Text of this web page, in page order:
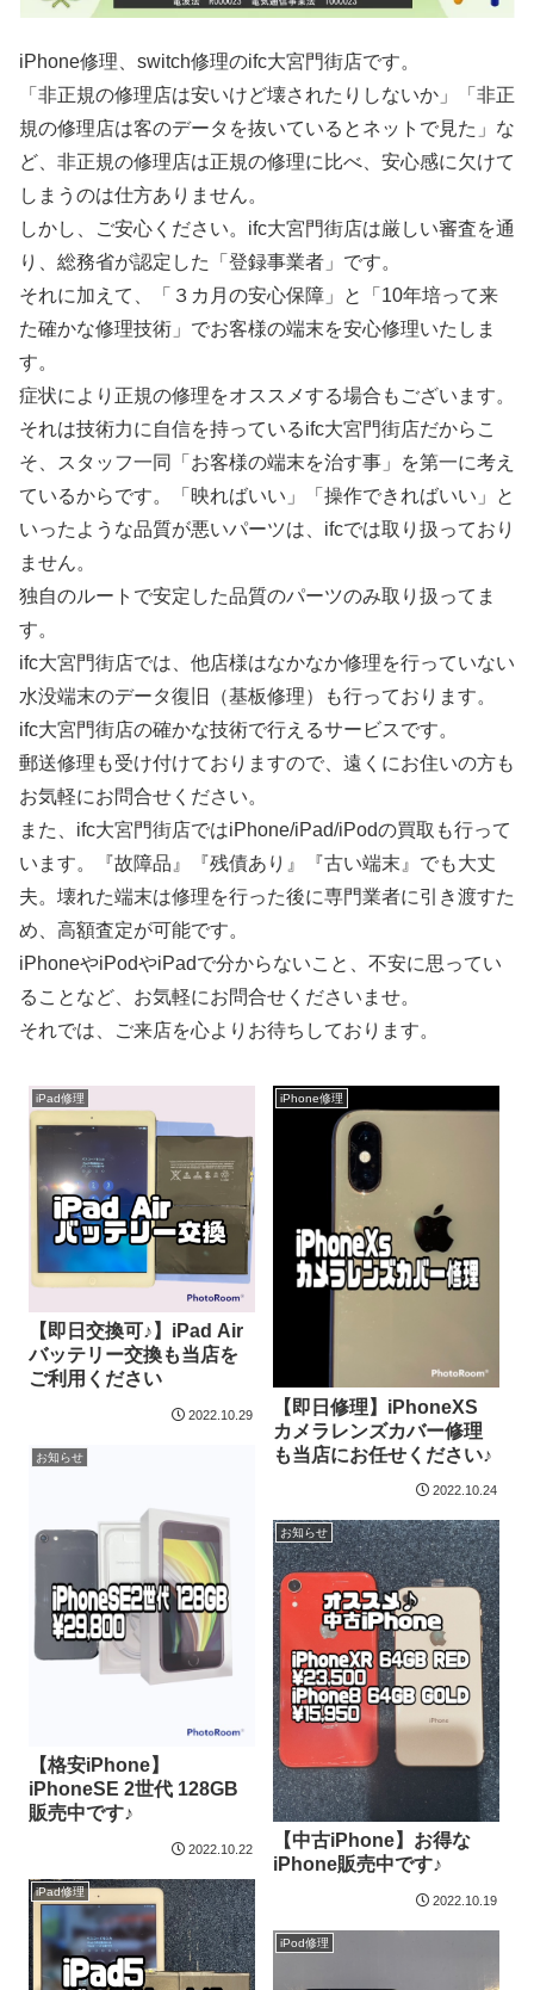
iPhone修理、switch修理のifc大宮門街店です。
「非正規の修理店は安いけど壊されたりしないか」「非正
規の修理店は客のデータを抜いているとネットで見た」な
ど、非正規の修理店は正規の修理に比べ、安心感に欠けて
しまうのは仕方ありません。
しかし、ご安心ください。ifc大宮門街店は厳しい審査を通
り、総務省が認定した「登録事業者」です。
それに加えて、「３カ月の安心保障」と「10年培って来
た確かな修理技術」でお客様の端末を安心修理いたしま
す。
症状により正規の修理をオススメする場合もございます。
それは技術力に自信を持っているifc大宮門街店だからこ
そ、スタッフ一同「お客様の端末を治す事」を第一に考え
ているからです。「映ればいい」「操作できればいい」と
いったような品質が悪いパーツは、ifcでは取り扱っており
ません。
独自のルートで安定した品質のパーツのみ取り扱ってま
す。
ifc大宮門街店では、他店様はなかなか修理を行っていない
水没端末のデータ復旧（基板修理）も行っております。
ifc大宮門街店の確かな技術で行えるサービスです。
郵送修理も受け付けておりますので、遠くにお住いの方も
お気軽にお問合せください。
また、ifc大宮門街店ではiPhone/iPad/iPodの買取も行って
います。『故障品』『残債あり』『古い端末』でも大丈
夫。壊れた端末は修理を行った後に専門業者に引き渡すた
め、高額査定が可能です。
iPhoneやiPodやiPadで分からないこと、不安に思ってい
ることなど、お気軽にお問合せくださいませ。
それでは、ご来店を心よりお待ちしております。
iPad修理
【即日交換可♪】iPad Air
バッテリー交換も当店を
ご利用ください
2022.10.29
iPhone修理
【即日修理】iPhoneXS
カメラレンズカバー修理
も当店にお任せください♪
2022.10.24
お知らせ
【格安iPhone】
iPhoneSE 2世代 128GB
販売中です♪
2022.10.22
お知らせ
【中古iPhone】お得な
iPhone販売中です♪
2022.10.19
iPad修理
iPod修理